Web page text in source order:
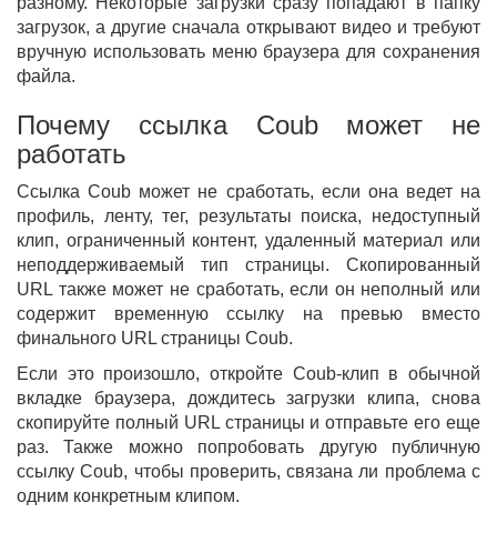
загрузок, а другие сначала открывают видео и требуют
вручную использовать меню браузера для сохранения
файла.
Почему ссылка Coub может не
работать
Ссылка Coub может не сработать, если она ведет на
профиль, ленту, тег, результаты поиска, недоступный
клип, ограниченный контент, удаленный материал или
неподдерживаемый тип страницы. Скопированный
URL также может не сработать, если он неполный или
содержит временную ссылку на превью вместо
финального URL страницы Coub.
Если это произошло, откройте Coub-клип в обычной
вкладке браузера, дождитесь загрузки клипа, снова
скопируйте полный URL страницы и отправьте его еще
раз. Также можно попробовать другую публичную
ссылку Coub, чтобы проверить, связана ли проблема с
одним конкретным клипом.